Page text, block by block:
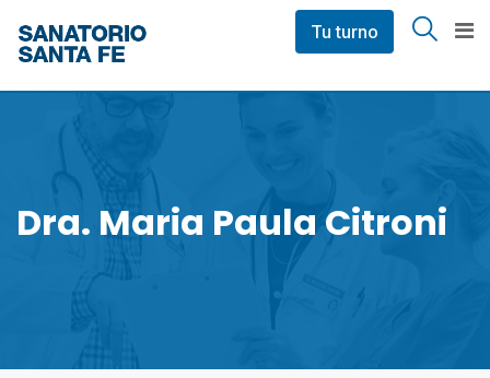
Tu turno
Dra. Maria Paula Citroni